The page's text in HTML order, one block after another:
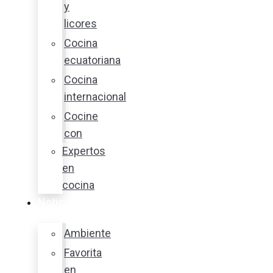
y
licores
Cocina
ecuatoriana
Cocina
internacional
Cocine
con
Expertos
en
cocina
Ambiente
Favorita
en